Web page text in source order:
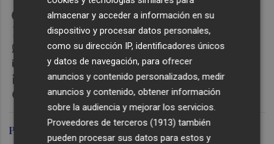
Facebook
WhatsApp
Email
LinkedIn
Messenger
Plaza
almacenar y acceder a información en su
dispositivo y procesar datos personales,
como su dirección IP, identificadores únicos
y datos de navegación, para ofrecer
anuncios y contenido personalizados, medir
anuncios y contenido, obtener información
sobre la audiencia y mejorar los servicios.
Proveedores de terceros (1913) también
pueden procesar sus datos para estos y